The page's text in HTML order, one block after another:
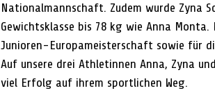
Nationalmannschaft. Zudem wurde Zyna
Gewichtsklasse bis 78 kg wie Anna
Junioren-Europameisterschaft sowie für
Auf unsere drei Athletinnen Anna, Zyna
viel Erfolg auf ihrem sportlichen Weg.